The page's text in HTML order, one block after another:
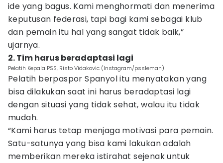
ide yang bagus. Kami menghormati dan menerima
keputusan federasi, tapi bagi kami sebagai klub
dan pemain itu hal yang sangat tidak baik,”
ujarnya.
2. Tim harus beradaptasi lagi
Pelatih Kepala PSS, Risto Vidakovic (Instagram/pssleman)
Pelatih berpaspor Spanyol itu menyatakan yang
bisa dilakukan saat ini harus beradaptasi lagi
dengan situasi yang tidak sehat, walau itu tidak
mudah.
“Kami harus tetap menjaga motivasi para pemain.
Satu-satunya yang bisa kami lakukan adalah
memberikan mereka istirahat sejenak untuk